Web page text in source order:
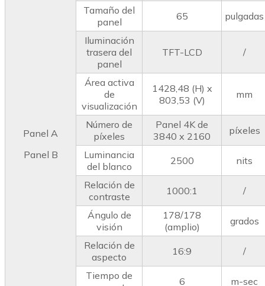
Panel A
Panel B
Tamaño del
panel
65 pulgadas
Iluminación
trasera del
panel
TFT-LCD /
Área activa
de
visualización
1428,48 (H) x
803,53 (V)
mm
Número de
píxeles
Panel 4K de
3840 x 2160
píxeles
Luminancia
del blanco
2500 nits
Relación de
contraste
1000:1 /
Ángulo de
visión
178/178
(amplio)
grados
Relación de
aspecto
16:9 /
Tiempo de
6 m-sec